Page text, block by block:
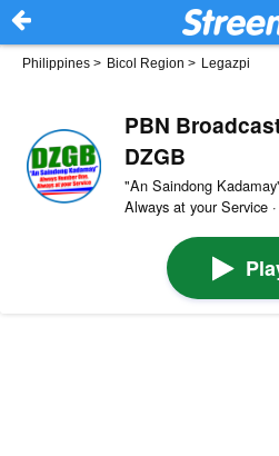
Philippines > Bicol Region > Legazpi
PBN
DZGB
"An Saindong
Always at your Service